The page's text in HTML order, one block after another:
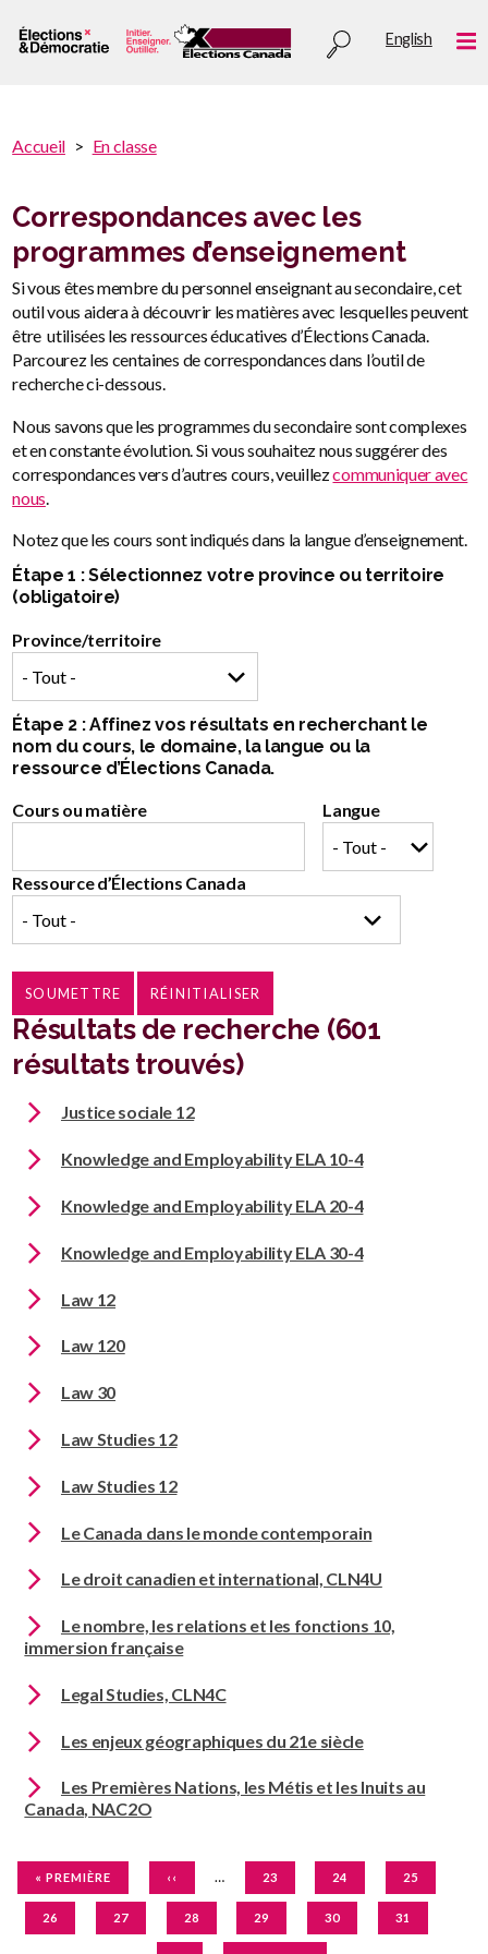
au
Utility
English
are
here
You
:
Accueil En classe
Correspondances avec les
programmes d’enseignement
Si vous êtes membre du personnel enseignant au secondaire, cet
outil vous aidera à découvrir les matières avec lesquelles peuvent
être utilisées les ressources éducatives d’Élections Canada.
Parcourez les centaines de correspondances dans l’outil de
recherche ci-dessous.
Nous savons que les programmes du secondaire sont complexes
et en constante évolution. Si vous souhaitez nous suggérer des
correspondances vers d’autres cours, veuillezcommuniquer avec
nous
Notez que les cours sont indiqués dans la langue d’enseignement.
Étape 1 : Sélectionnez votre province ou territoire
(obligatoire)
Province/territoire
Étape 2 : Affinez vos résultats en recherchant le
nom du cours, le domaine, la langue ou la
ressource d’Élections Canada.
Cours ou matière Langue
Ressource d’Élections Canada
Résultats de recherche (601
résultats trouvés)
Justice sociale 12
Knowledge and Employability ELA 10-4
Knowledge and Employability ELA 20-4
Knowledge and Employability ELA 30-4
Law 12
Law 120
Law 30
Law Studies 12
Law Studies 12
Le Canada dans le monde contemporain
Le droit canadien et international, CLN4U
Le nombre, les relations et les fonctions 10,
immersion française
Legal Studies, CLN4C
Les enjeux géographiques du 21e siècle
Les Premières Nations, les Métis et les Inuits au
Canada, NAC2O
Pagination
PREMIÈRE
PAGE
« PREMIÈRE
PAGE
PRÉCÉDENTE
‹‹ … PAGE
23 PAGE
24 PAGE
25
PAGE
26
PAGE
COURANTE
27 PAGE
28 PAGE
29 PAGE
30 PAGE
31